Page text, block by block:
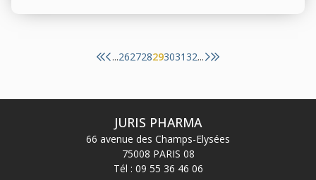
...262728293031 32...
JURIS PHARMA
66 avenue des Champs-Elysées
75008 PARIS 08
Tél : 09 55 36 46 06